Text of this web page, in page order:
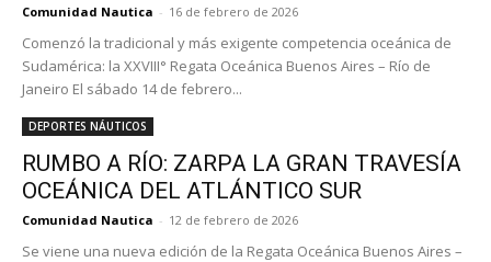
Comunidad Nautica - 16 de febrero de 2026
Comenzó la tradicional y más exigente competencia oceánica de
Sudamérica: la XXVIII° Regata Oceánica Buenos Aires – Río de
Janeiro El sábado 14 de febrero...
DEPORTES NÁUTICOS
RUMBO A RÍO: ZARPA LA GRAN TRAVESÍA
OCEÁNICA DEL ATLÁNTICO SUR
Comunidad Nautica - 12 de febrero de 2026
Se viene una nueva edición de la Regata Oceánica Buenos Aires –